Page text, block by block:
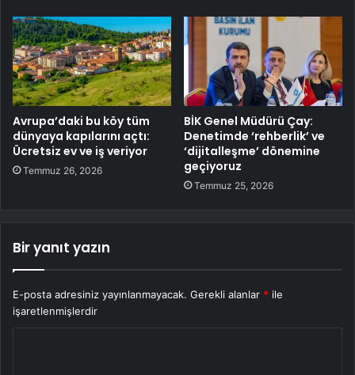
Avrupa’daki bu köy tüm
dünyaya kapılarını açtı:
Ücretsiz ev ve iş veriyor
Temmuz 26, 2026
BİK Genel Müdürü Çay:
Denetimde ‘rehberlik’ ve
‘dijitalleşme’ dönemine
geçiyoruz
Temmuz 25, 2026
Bir yanıt yazın
E-posta adresiniz yayınlanmayacak. Gerekli alanlar * ile
işaretlenmişlerdir